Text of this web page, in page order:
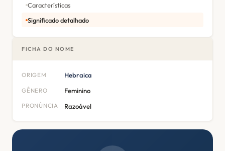
Características
Significado detalhado
FICHA DO NOME
ORIGEM Hebraica
GÊNERO Feminino
PRONÚNCIA Razoável